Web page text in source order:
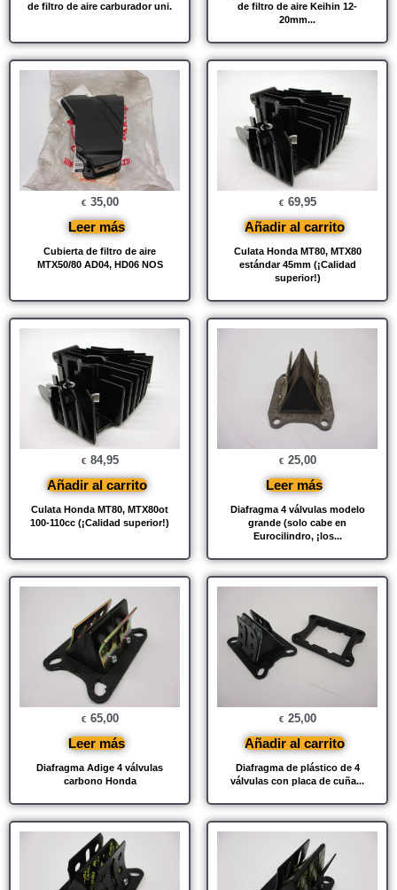
de filtro de aire carburador uni.
de filtro de aire Keihin 12-
20mm...
Cubierta de filtro de aire
MTX50/80 AD04, HD06 NOS
€ 35,00
Leer más
Culata Honda MT80, MTX80
estándar 45mm (¡Calidad
superior!)
€ 69,95
Añadir al carrito
Culata Honda MT80, MTX80ot
100-110cc (¡Calidad superior!)
€ 84,95
Añadir al carrito
Diafragma 4 válvulas modelo
grande (solo cabe en
Eurocilindro, ¡los...
€ 25,00
Leer más
Diafragma Adige 4 válvulas
carbono Honda
€ 65,00
Leer más
Diafragma de plástico de 4
válvulas con placa de cuña...
€ 25,00
Añadir al carrito